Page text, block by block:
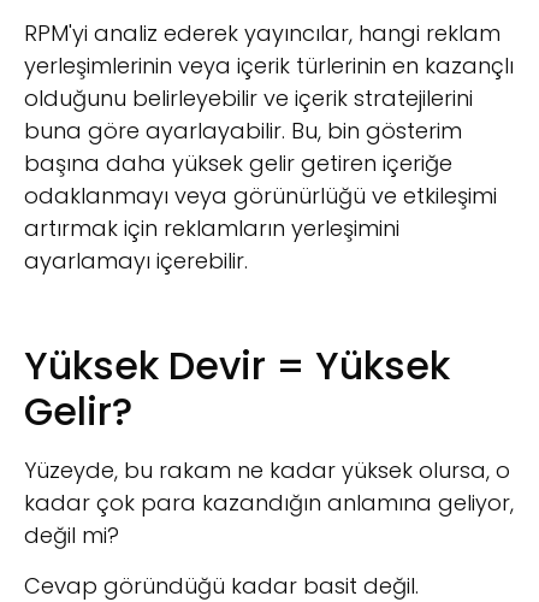
RPM'yi analiz ederek yayıncılar, hangi reklam
yerleşimlerinin veya içerik türlerinin en kazançlı
olduğunu belirleyebilir ve içerik stratejilerini
buna göre ayarlayabilir. Bu, bin gösterim
başına daha yüksek gelir getiren içeriğe
odaklanmayı veya görünürlüğü ve etkileşimi
artırmak için reklamların yerleşimini
ayarlamayı içerebilir.
Yüksek Devir = Yüksek
Gelir?
Yüzeyde, bu rakam ne kadar yüksek olursa, o
kadar çok para kazandığın anlamına geliyor,
değil mi?
Cevap göründüğü kadar basit değil.